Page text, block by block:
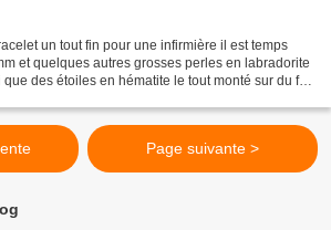
un tout fin pour une infirmière il est temps
et quelques autres grosses perles en labradorite
des étoiles en hématite le tout monté sur du fil
Page suivante >